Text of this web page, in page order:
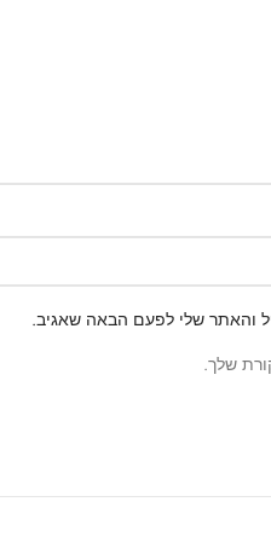
והאתר שלי לפעם הבאה שאגיב.
שלך.